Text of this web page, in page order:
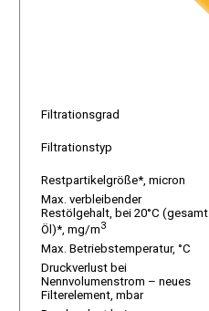
Filtrationsgrad
Filtrationstyp
Restpartikelgröße*, micron
Max. verbleibender
Restölgehalt, bei 20°C (gesamt
Öl)*, mg/m3
Max. Betriebstemperatur, °C
Druckverlust bei
Nennvolumenstrom – neues
Filterelement, mbar